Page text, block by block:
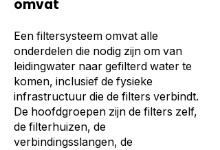
omvat
Een filtersysteem omvat alle
onderdelen die nodig zijn om van
leidingwater naar gefilterd water te
komen, inclusief de fysieke
infrastructuur die de filters verbindt.
De hoofdgroepen zijn de filters zelf,
de filterhuizen, de
verbindingsslangen, de